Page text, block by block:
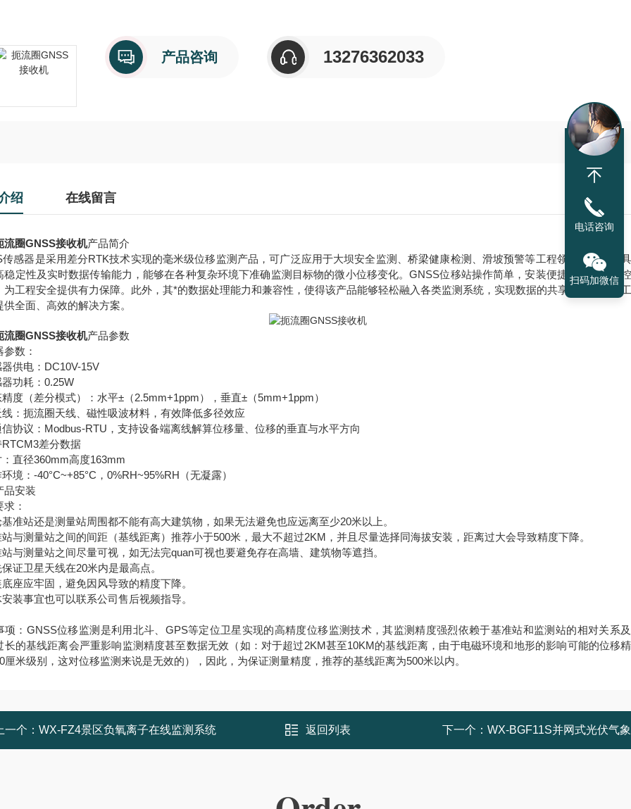
产品咨询 13276362033
绍 在线留言
流圈GNSS接收机产品简介
传感器是采用差分RTK技术实现的毫米级位移监测产品，可广泛应用于大坝安全监测、桥梁健康检测、滑坡预警等工程领域。该产品
稳定性及实时数据传输能力，能够在各种复杂环境下准确监测目标物的微小位移变化。GNSS位移站操作简单，安装便捷，可远程监
为工程安全提供有力保障。此外，其*的数据处理能力和兼容性，使得该产品能够轻松融入各类监测系统，实现数据的共享与融合，为
供全面、高效的解决方案。
流圈GNSS接收机产品参数
数：
供电：DC10V-15V
功耗：0.25W
度（差分模式）：水平±（2.5mm+1ppm），垂直±（5mm+1ppm）
：扼流圈天线、磁性吸波材料，有效降低多径效应
协议：Modbus-RTU，支持设备端离线解算位移量、位移的垂直与水平方向
RTCM3差分数据
直径360mm高度163mm
境：-40°C~+85°C，0%RH~95%RH（无凝露）
品安装
：
准站还是测量站周围都不能有高大建筑物，如果无法避免也应远离至少20米以上。
与测量站之间的间距（基线距离）推荐小于500米，最大不超过2KM，并且尽量选择同海拔安装，距离过大会导致精度下降。
与测量站之间尽量可视，如无法完quan可视也要避免存在高墙、建筑物等遮挡。
证卫星天线在20米内是最高点。
座应牢固，避免因风导致的精度下降。
装事宜也可以联系公司售后视频指导。
项：GNSS位移监测是利用北斗、GPS等定位卫星实现的高精度位移监测技术，其监测精度强烈依赖于基准站和监测站的相对关系
长的基线距离会严重影响监测精度甚至数据无效（如：对于超过2KM甚至10KM的基线距离，由于电磁环境和地形的影响可能的位移
厘米级别，这对位移监测来说是无效的），因此，为保证测量精度，推荐的基线距离为500米以内。
一个： WX-FZ4景区负氧离子在线监测系统 返回列表 下一个： WX-BGF11S并网式光伏气
电话咨询
扫码加微信